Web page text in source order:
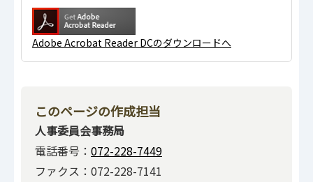
Adobe Acrobat Reader DCのダウンロードへ
このページの作成担当
人事委員会事務局
電話番号： 072-228-7449
ファクス：072-228-7141